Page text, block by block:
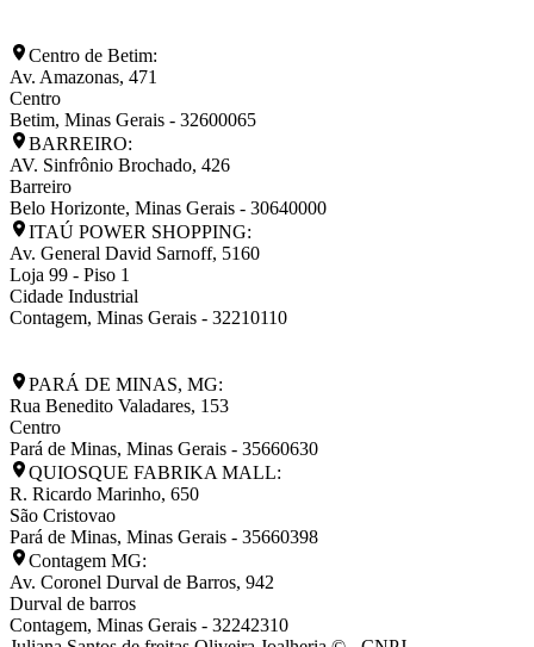
Centro de Betim:
Av. Amazonas, 471
Centro
Betim, Minas Gerais - 32600065
BARREIRO:
AV. Sinfrônio Brochado, 426
Barreiro
Belo Horizonte, Minas Gerais - 30640000
ITAÚ POWER SHOPPING:
Av. General David Sarnoff, 5160
Loja 99 - Piso 1
Cidade Industrial
Contagem, Minas Gerais - 32210110
PARÁ DE MINAS, MG:
Rua Benedito Valadares, 153
Centro
Pará de Minas, Minas Gerais - 35660630
QUIOSQUE FABRIKA MALL:
R. Ricardo Marinho, 650
São Cristovao
Pará de Minas, Minas Gerais - 35660398
Contagem MG:
Av. Coronel Durval de Barros, 942
Durval de barros
Contagem, Minas Gerais - 32242310